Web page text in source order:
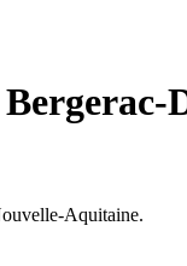
Aquitaine.